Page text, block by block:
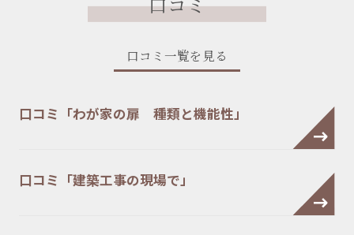
口コミ一覧を見る
口コミ「わが家の扉 種類と機能性」
口コミ「建築工事の現場で」